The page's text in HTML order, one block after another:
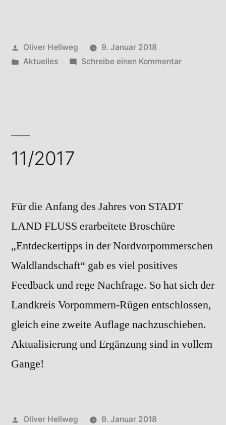
Veröffentlicht
von
Oliver Hellweg
9. Januar 2018
Veröffentlicht
Aktuelles Schreibe einen Kommentarzu
11/2017
Für die Anfang des Jahres von STADT
LAND FLUSS erarbeitete Broschüre
„Entdeckertipps in der Nordvorpommerschen
Waldlandschaft“ gab es viel positives
Feedback und rege Nachfrage. So hat sich der
Landkreis Vorpommern-Rügen entschlossen,
gleich eine zweite Auflage nachzuschieben.
Aktualisierung und Ergänzung sind in vollem
Gange!
Veröffentlicht
Oliver Hellweg
9. Januar 2018